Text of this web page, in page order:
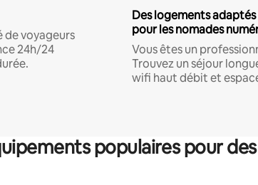
de voyageurs
24h/24
Des logements
pour les nomades
Vous êtes un
Trouvez un séjour
wifi haut débit et
populaires pour